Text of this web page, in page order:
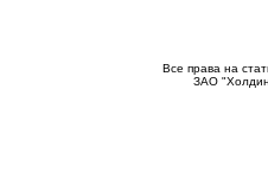
Все права на
ЗАО